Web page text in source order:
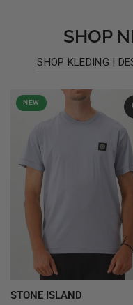
SHOP
SHOP KLEDING |
NEW
STONE ISLAND